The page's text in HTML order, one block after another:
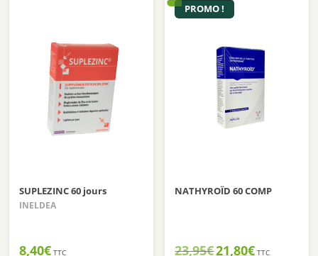
SUPLEZINC 60 jours
INELDEA
8,40€ TTC
PROMO !
NATHYROÏD 60 COMP
23,95€Le
21,80€Le
TTC